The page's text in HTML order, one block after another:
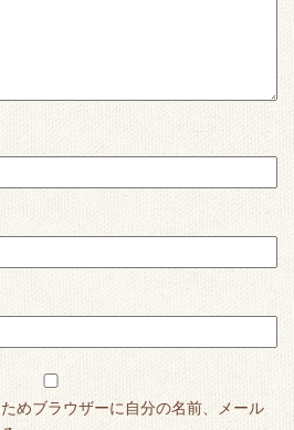
めブラウザーに自分の名前、メール